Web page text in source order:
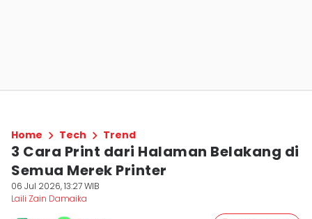
Home Tech Trend
3 Cara Print dari Halaman Belakang di
Semua Merek Printer
06 Jul 2026, 13:27 WIB
Laili Zain Damaika